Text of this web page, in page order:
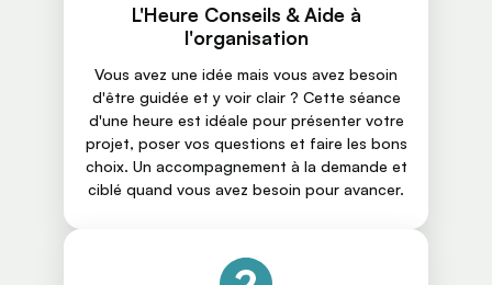
L'Heure Conseils & Aide à
l'organisation
Vous avez une idée mais vous avez besoin
d'être guidée et y voir clair ? Cette séance
d'une heure est idéale pour présenter votre
projet, poser vos questions et faire les bons
choix. Un accompagnement à la demande et
ciblé quand vous avez besoin pour avancer.